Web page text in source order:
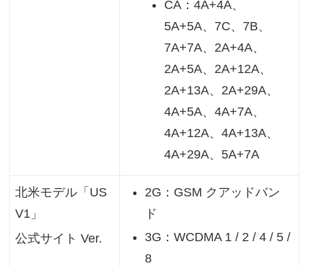
CA：4A+4A、
5A+5A、7C、7B、
7A+7A、2A+4A、
2A+5A、2A+12A、
2A+13A、2A+29A、
4A+5A、4A+7A、
4A+12A、4A+13A、
4A+29A、5A+7A
北米モデル「US
V1」
公式サイト Ver.
2G：GSM クアッドバン
ド
3G：WCDMA 1 / 2 / 4 / 5 /
8